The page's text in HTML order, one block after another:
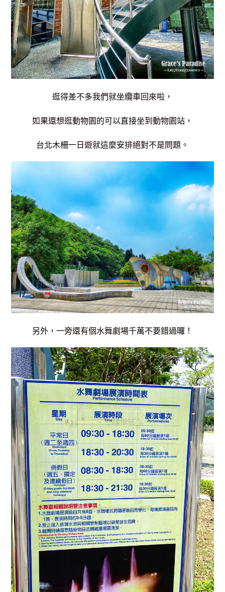
逛得差不多我們就坐纜車回來啦，
如果還想逛動物園的可以直接坐到動物園站，
台北木柵一日遊就這麼安排絕對不是問題。
另外，一旁還有個水舞劇場千萬不要錯過囉！